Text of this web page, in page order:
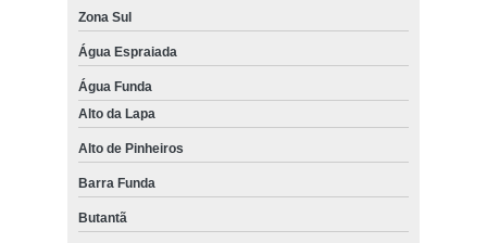
Zona Sul
Água Espraiada
Água Funda
Alto da Lapa
Alto de Pinheiros
Barra Funda
Butantã